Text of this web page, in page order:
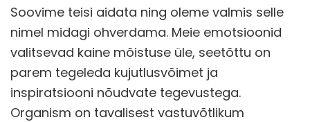
Soovime teisi aidata ning oleme valmis selle
nimel midagi ohverdama. Meie emotsioonid
valitsevad kaine mõistuse üle, seetõttu on
parem tegeleda kujutlusvõimet ja
inspiratsiooni nõudvate tegevustega.
Organism on tavalisest vastuvõtlikum